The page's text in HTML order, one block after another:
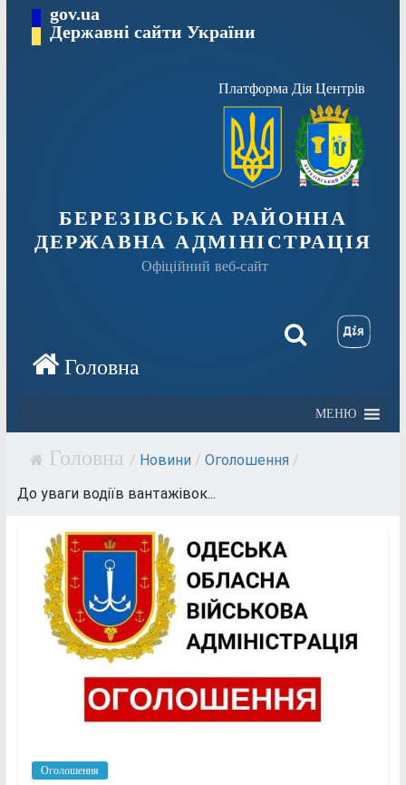
Перейтиgov.ua
Державні сайти України
Платформа Дія Центрів
БЕРЕЗІВСЬКА РАЙОННА
ДЕРЖАВНА АДМІНІСТРАЦІЯ
Офіційний веб-сайт
МЕНЮ
/ Новини / Оголошення /
До уваги водіїв вантажівок...
Оголошення